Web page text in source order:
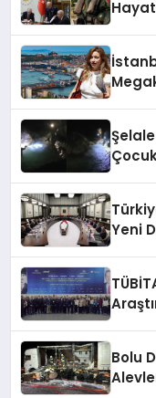
Yeni
Bolu